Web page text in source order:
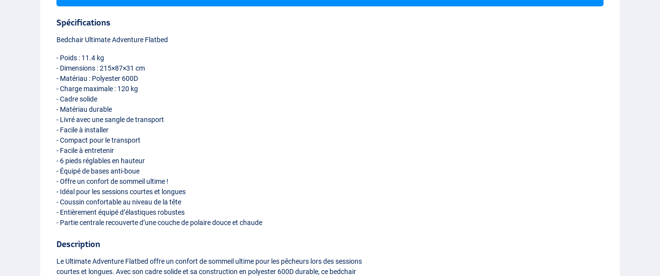
Spécifications
Bedchair Ultimate Adventure Flatbed
- Poids : 11.4 kg
- Dimensions : 215×87×31 cm
- Matériau : Polyester 600D
- Charge maximale : 120 kg
- Cadre solide
- Matériau durable
- Livré avec une sangle de transport
- Facile à installer
- Compact pour le transport
- Facile à entretenir
- 6 pieds réglables en hauteur
- Équipé de bases anti-boue
- Offre un confort de sommeil ultime !
- Idéal pour les sessions courtes et longues
- Coussin confortable au niveau de la tête
- Entièrement équipé d’élastiques robustes
- Partie centrale recouverte d’une couche de polaire douce et chaude
Description
Le Ultimate Adventure Flatbed offre un confort de sommeil ultime pour les pêcheurs lors des sessions
courtes et longues. Avec son cadre solide et sa construction en polyester 600D durable, ce bedchair